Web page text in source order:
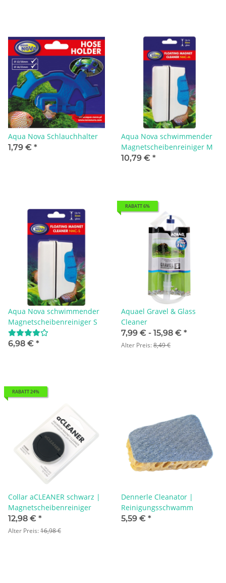
Aqua Nova Schlauchhalter
1,79 € *
Aqua Nova schwimmender
Magnetscheibenreiniger M
10,79 € *
Aqua Nova schwimmender
Magnetscheibenreiniger S
6,98 € *
RABATT 6%
Aquael Gravel & Glass
Cleaner
7,99 € - 15,98 € *
Alter Preis:8,49 €
RABATT 24%
Collar aCLEANER schwarz |
Magnetscheibenreiniger
12,98 € *
Alter Preis:16,98 €
Dennerle Cleanator |
Reinigungsschwamm
5,59 € *